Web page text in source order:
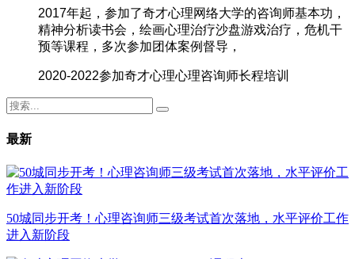
2017年起，参加了奇才心理网络大学的咨询师基本功，
精神分析读书会，绘画心理治疗沙盘游戏治疗，危机干
预等课程，多次参加团体案例督导，
2020-2022参加奇才心理心理咨询师长程培训
最新
50城同步开考！心理咨询师三级考试首次落地，水平评价工作
进入新阶段